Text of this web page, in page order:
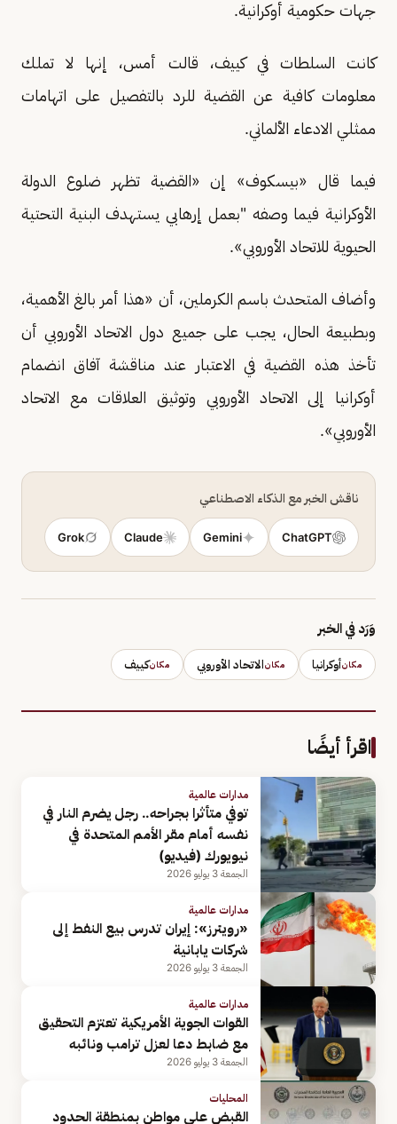
جهات حكومية أوكرانية.
كانت السلطات في كييف، قالت أمس، إنها لا تملك
معلومات كافية عن القضية للرد بالتفصيل على اتهامات
ممثلي الادعاء الألماني.
فيما قال «بيسكوف» إن «القضية تظهر ضلوع الدولة
الأوكرانية فيما وصفه "بعمل إرهابي يستهدف البنية التحتية
الحيوية للاتحاد الأوروبي».
وأضاف المتحدث باسم الكرملين، أن «هذا أمر ‌بالغ ⁠الأهمية،
وبطبيعة الحال، يجب على جميع دول الاتحاد الأوروبي أن
تأخذ هذه القضية في الاعتبار عند مناقشة آفاق انضمام
أوكرانيا إلى الاتحاد الأوروبي وتوثيق العلاقات مع الاتحاد
الأوروبي».
ناقش الخبر مع الذكاء الاصطناعي
ChatGPT
Gemini
Claude
Grok
وَرَد في الخبر
مكانأوكرانيا مكانالاتحاد الأوروبي مكانكييف
اقرأ أيضًا
مدارات عالمية
توفي متأثرا بجراحه.. رجل يضرم النار في
نفسه أمام مقر الأمم المتحدة في
نيويورك (فيديو)
الجمعة 3 يوليو 2026
مدارات عالمية
«رويترز»: إيران تدرس بيع النفط إلى
‌شركات يابانية
الجمعة 3 يوليو 2026
مدارات عالمية
القوات الجوية الأمريكية تعتزم التحقيق
مع ضابط دعا لعزل ترامب ونائبه
الجمعة 3 يوليو 2026
المحليات
القبض على مواطن بمنطقة الحدود